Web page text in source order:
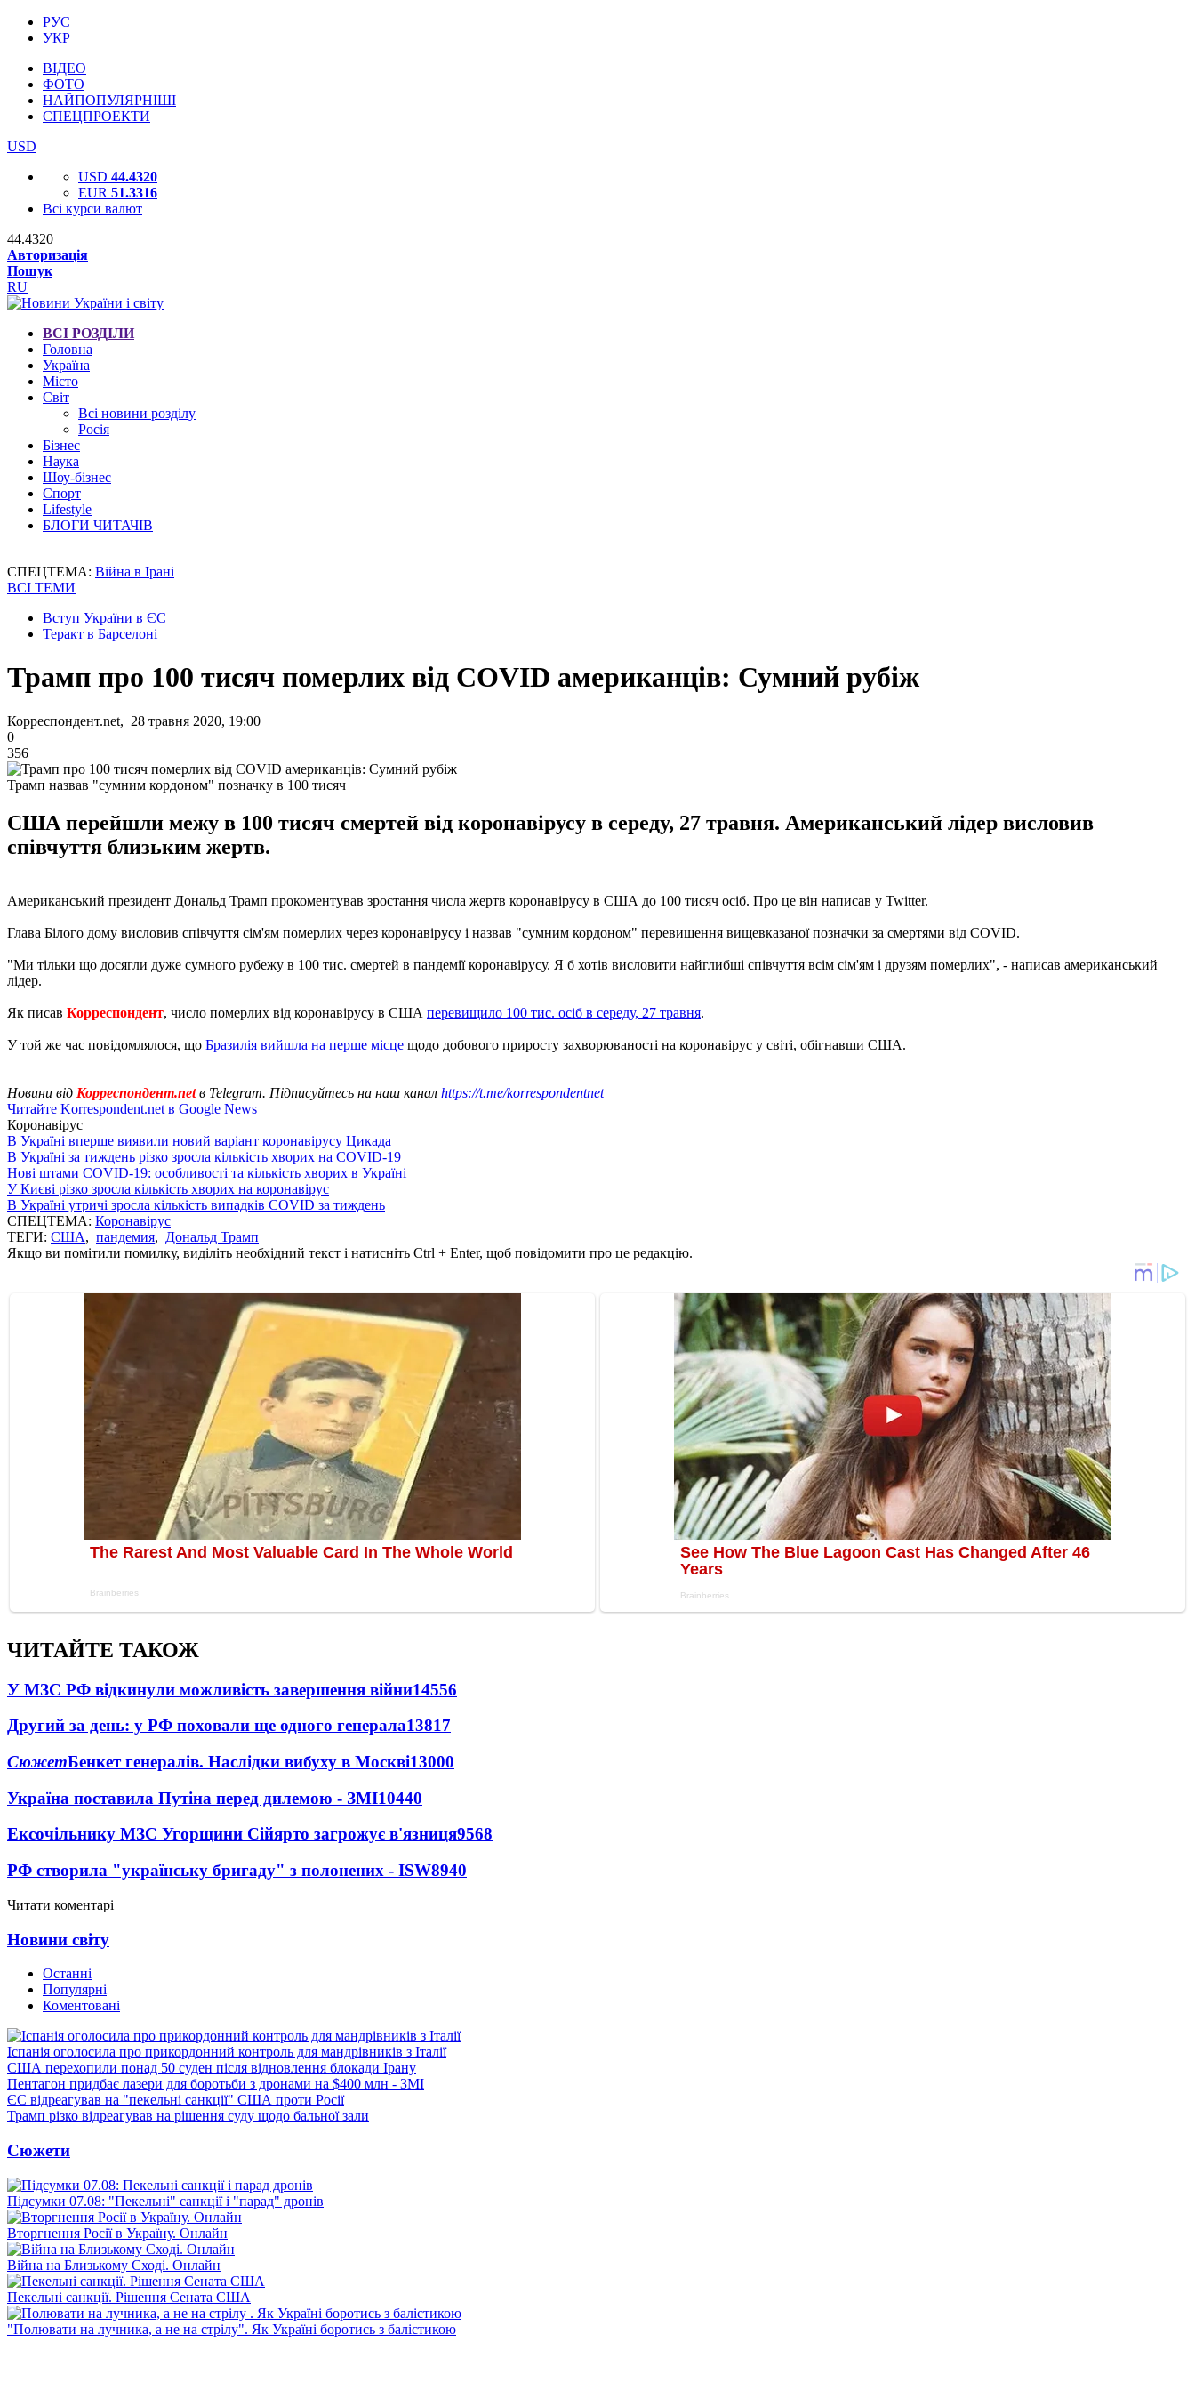
РУС
УКР
ВІДЕО
ФОТО
НАЙПОПУЛЯРНІШІ
СПЕЦПРОЕКТИ
USD
USD 44.4320
EUR 51.3316
Всі курси валют
44.4320
Авторизація
Пошук
RU
ВСІ РОЗДІЛИ
Головна
Україна
Місто
Світ
Всі новини розділу
Росія
Бізнес
Наука
Шоу-бізнес
Спорт
Lifestyle
БЛОГИ ЧИТАЧІВ
СПЕЦТЕМА: Війна в Ірані
ВСІ ТЕМИ
Вступ України в ЄС
Теракт в Барселоні
Трамп про 100 тисяч померлих від COVID американців: Сумний рубіж
Корреспондент.net, 28 травня 2020, 19:00
0
356
Трамп назвав "сумним кордоном" позначку в 100 тисяч
США перейшли межу в 100 тисяч смертей від коронавірусу в середу, 27 травня. Американський лідер висловив
співчуття близьким жертв.
Американський президент Дональд Трамп прокоментував зростання числа жертв коронавірусу в США до 100 тисяч осіб. Про це він написав у Twitter.
Глава Білого дому висловив співчуття сім'ям померлих через коронавірусу і назвав "сумним кордоном" перевищення вищевказаної позначки за смертями від COVID.
"Ми тільки що досягли дуже сумного рубежу в 100 тис. смертей в пандемії коронавірусу. Я б хотів висловити найглибші співчуття всім сім'ям і друзям померлих", - написав американський
лідер.
Як писав Корреспондент, число померлих від коронавірусу в США перевищило 100 тис. осіб в середу, 27 травня.
У той же час повідомлялося, що Бразилія вийшла на перше місце щодо добового приросту захворюваності на коронавірус у світі, обігнавши США.
Новини від Корреспондент.netв Telegram. Підписуйтесь на наш канал https://t.me/korrespondentnet
Читайте Korrespondent.net в Google News
Коронавірус
В Україні вперше виявили новий варіант коронавірусу Цикада
В Україні за тиждень різко зросла кількість хворих на COVID-19
Нові штами COVID-19: особливості та кількість хворих в Україні
У Києві різко зросла кількість хворих на коронавірус
В Україні утричі зросла кількість випадків COVID за тиждень
СПЕЦТЕМА: Коронавірус
ТЕГИ: США, пандемия, Дональд Трамп
Якщо ви помітили помилку, виділіть необхідний текст і натисніть Ctrl + Enter, щоб повідомити про це редакцію.
ЧИТАЙТЕ ТАКОЖ
У МЗС РФ відкинули можливість завершення війни14556
Другий за день: у РФ поховали ще одного генерала13817
СюжетБенкет генералів. Наслідки вибуху в Москві13000
Україна поставила Путіна перед дилемою - ЗМІ10440
Ексочільнику МЗС Угорщини Сійярто загрожує в'язниця9568
РФ створила "українську бригаду" з полонених - ISW8940
Читати коментарі
Новини світу
Останні
Популярні
Коментовані
Іспанія оголосила про прикордонний контроль для мандрівників з Італії
США перехопили понад 50 суден після відновлення блокади Ірану
Пентагон придбає лазери для боротьби з дронами на $400 млн - ЗМІ
ЄС відреагував на "пекельні санкції" США проти Росії
Трамп різко відреагував на рішення суду щодо бальної зали
Сюжети
Підсумки 07.08: "Пекельні" санкції і "парад" дронів
Вторгнення Росії в Україну. Онлайн
Війна на Близькому Сході. Онлайн
Пекельні санкції. Рішення Сената США
"Полювати на лучника, а не на стрілу". Як Україні боротись з балістикою